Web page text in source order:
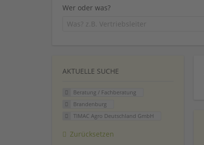
Wer oder was?
AKTUELLE SUCHE
Beratung / Fachberatung
Brandenburg
TIMAC Agro Deutschland GmbH
Zurücksetzen